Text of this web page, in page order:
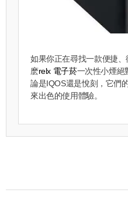
如果你正在尋找一款便捷
麽relx 電子菸一次性小煙絕
論是IQOS還是悅刻，它們
來出色的使用體驗。